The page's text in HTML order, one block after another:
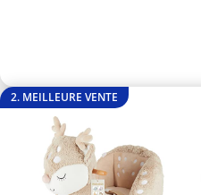
2. MEILLEURE VENTE